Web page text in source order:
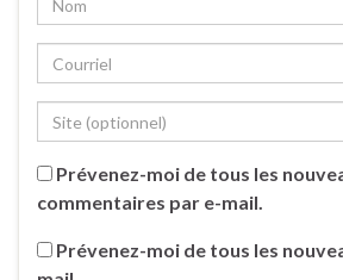
Prévenez-moi de tous les
commentaires par e-mail.
Prévenez-moi de tous les